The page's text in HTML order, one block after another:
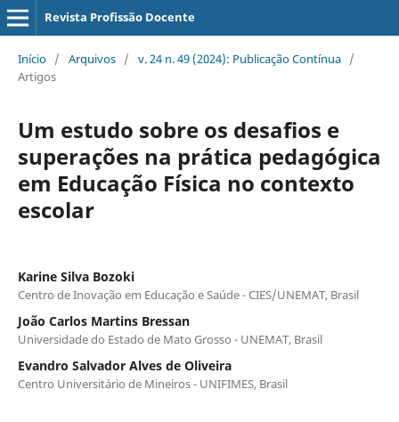
Revista Profissão Docente
Início / Arquivos / v. 24 n. 49 (2024): Publicação Contínua /
Artigos
Um estudo sobre os desafios e
superações na prática pedagógica
em Educação Física no contexto
escolar
Karine Silva Bozoki
Centro de Inovação em Educação e Saúde - CIES/UNEMAT, Brasil
João Carlos Martins Bressan
Universidade do Estado de Mato Grosso - UNEMAT, Brasil
Evandro Salvador Alves de Oliveira
Centro Universitário de Mineiros - UNIFIMES, Brasil